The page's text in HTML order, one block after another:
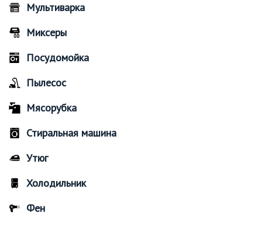
Мультиварка
Миксеры
Посудомойка
Пылесос
Мясорубка
Стиральная машина
Утюг
Холодильник
Фен